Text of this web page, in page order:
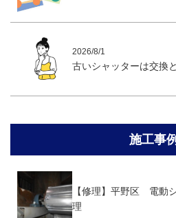
2026/8/1
古いシャッターは交換
施工事例
【修理】平野区 電動
理